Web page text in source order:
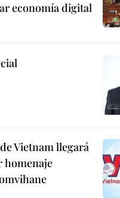
economía digital
Vietnam llegará
homenaje